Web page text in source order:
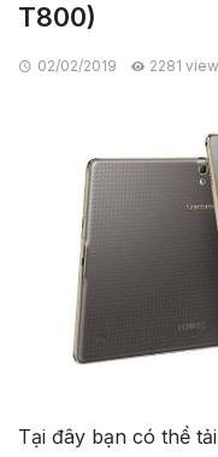
T800)
02/02/2019 2281
Tại đây bạn có thể